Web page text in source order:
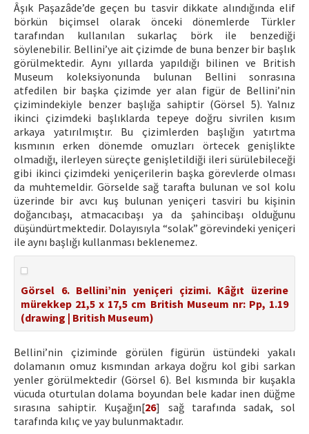
Âşık Paşazâde’de geçen bu tasvir dikkate alındığında elif
börkün biçimsel olarak önceki dönemlerde Türkler
tarafından kullanılan sukarlaç börk ile benzediği
söylenebilir. Bellini’ye ait çizimde de buna benzer bir başlık
görülmektedir. Aynı yıllarda yapıldığı bilinen ve British
Museum koleksiyonunda bulunan Bellini sonrasına
atfedilen bir başka çizimde yer alan figür de Bellini’nin
çizimindekiyle benzer başlığa sahiptir (Görsel 5). Yalnız
ikinci çizimdeki başlıklarda tepeye doğru sivrilen kısım
arkaya yatırılmıştır. Bu çizimlerden başlığın yatırtma
kısmının erken dönemde omuzları örtecek genişlikte
olmadığı, ilerleyen süreçte genişletildiği ileri sürülebileceği
gibi ikinci çizimdeki yeniçerilerin başka görevlerde olması
da muhtemeldir. Görselde sağ tarafta bulunan ve sol kolu
üzerinde bir avcı kuş bulunan yeniçeri tasviri bu kişinin
doğancıbaşı, atmacacıbaşı ya da şahincibaşı olduğunu
düşündürtmektedir. Dolayısıyla “solak” görevindeki yeniçeri
ile aynı başlığı kullanması beklenemez.
Görsel 6. Bellini’nin yeniçeri çizimi. Kâğıt üzerine
mürekkep 21,5 x 17,5 cm British Museum nr: Pp, 1.19
(drawing | British Museum)
Bellini’nin çiziminde görülen figürün üstündeki yakalı
dolamanın omuz kısmından arkaya doğru kol gibi sarkan
yenler görülmektedir (Görsel 6). Bel kısmında bir kuşakla
vücuda oturtulan dolama boyundan bele kadar inen düğme
sırasına sahiptir. Kuşağın[26] sağ tarafında sadak, sol
tarafında kılıç ve yay bulunmaktadır.